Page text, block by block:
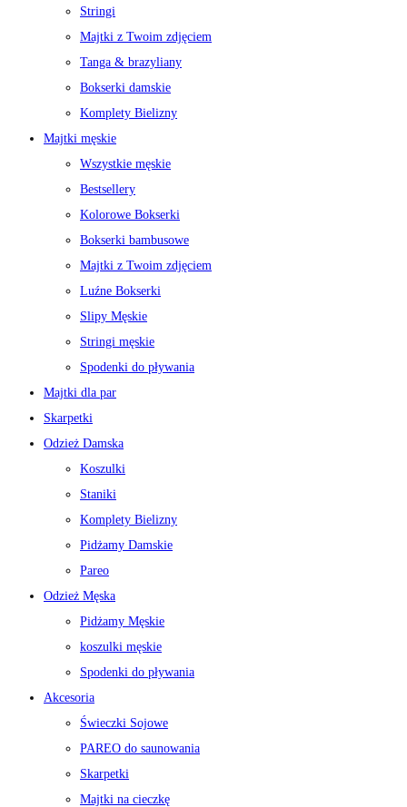
Stringi
Majtki z Twoim zdjęciem
Tanga & brazyliany
Bokserki damskie
Komplety Bielizny
Majtki męskie
Wszystkie męskie
Bestsellery
Kolorowe Bokserki
Bokserki bambusowe
Majtki z Twoim zdjęciem
Luźne Bokserki
Slipy Męskie
Stringi męskie
Spodenki do pływania
Majtki dla par
Skarpetki
Odzież Damska
Koszulki
Staniki
Komplety Bielizny
Pidżamy Damskie
Pareo
Odzież Męska
Pidżamy Męskie
koszulki męskie
Spodenki do pływania
Akcesoria
Świeczki Sojowe
PAREO do saunowania
Skarpetki
Majtki na cieczkę